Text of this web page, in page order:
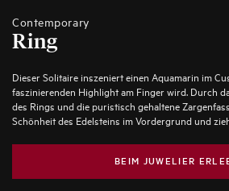
Contemporary
Ring
Dieser Solitaire inszeniert einen Aquamarin im
faszinierenden Highlight am Finger wird. Durch
des Rings und die puristisch gehaltene
Schönheit des Edelsteins im Vordergrund und
BEIM JUWELIER